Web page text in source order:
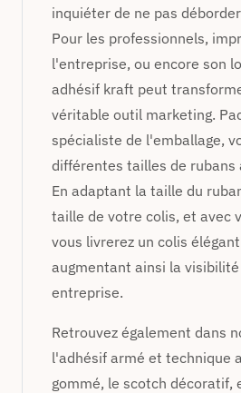
inquiéter de ne pas
Pour les professionnels,
l'entreprise, ou encore son
adhésif kraft peut
véritable outil marketing.
spécialiste de l'emballage,
différentes tailles de rubans
En adaptant la taille du
taille de votre colis, et avec
vous livrerez un colis
augmentant ainsi la
entreprise.
Retrouvez également dans
l'adhésif armé et technique
gommé, le scotch décoratif,